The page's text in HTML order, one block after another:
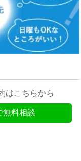
はこちらから
無料相談